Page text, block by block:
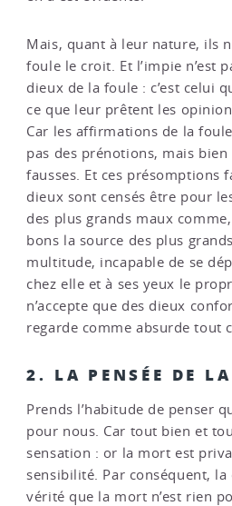
Mais, quant à leur nature, ils
foule le croit. Et l’impie n’est
dieux de la foule : c’est celui
ce que leur prêtent les
Car les affirmations de la
pas des prénotions, mais
fausses. Et ces présomptions
dieux sont censés être pour
des plus grands maux
bons la source des plus
multitude, incapable de se
chez elle et à ses yeux le
n’accepte que des dieux
regarde comme absurde tout
2. LA PENSÉE DE
Prends l’habitude de penser
pour nous. Car tout bien et
sensation : or la mort est
sensibilité. Par conséquent, la
vérité que la mort n’est rien